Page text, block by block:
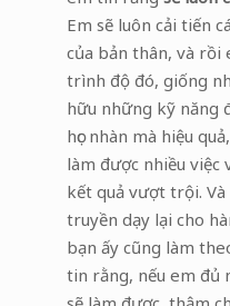
Em sẽ luôn cải tiến
của bản thân, và rồi
trình độ đó, giống
hữu những kỹ năng
học nhàn mà hiệu
làm được nhiều việc
kết quả vượt trội.
truyền dạy lại cho
bạn ấy cũng làm
tin rằng, nếu em đủ